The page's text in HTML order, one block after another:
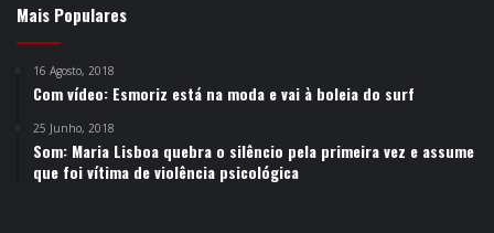
Mais Populares
16 Agosto, 2018
Com vídeo: Esmoriz está na moda e vai à boleia do surf
25 Junho, 2018
Som: Maria Lisboa quebra o silêncio pela primeira vez e assume
que foi vítima de violência psicológica